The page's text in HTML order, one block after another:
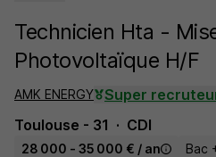
Technicien Hta -
Photovoltaïque H/F
AMK ENERGY
Super
Toulouse - 31
CDI
28 000 - 35 000 € / an Bac